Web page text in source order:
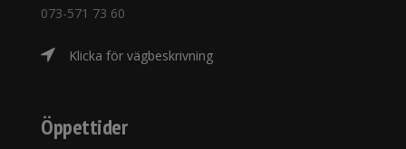
073-571 73 60
Klicka för vägbeskrivning
Öppettider